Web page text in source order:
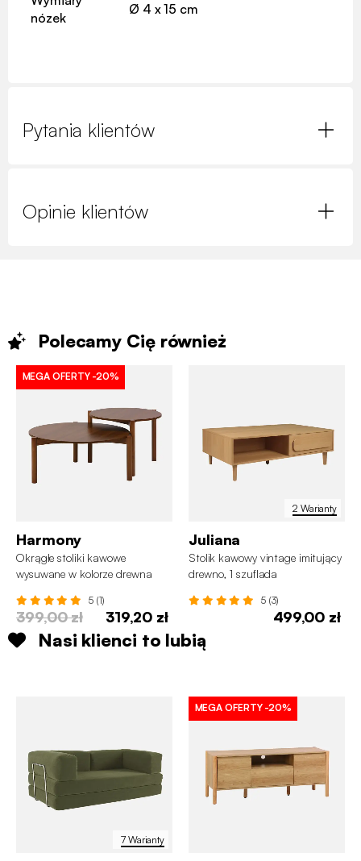
nózek
Ø 4 x 15 cm
Pytania klientów
Opinie klientów
Polecamy Cię również
MEGA OFERTY -20%
Harmony
Okrągłe stoliki kawowe
wysuwane w kolorze drewna
5 (1)
399,00 zł 319,20 zł
2 Warianty
Juliana
Stolik kawowy vintage imitujący
drewno, 1 szuflada
5 (3)
499,00 zł
Nasi klienci to lubią
7 Warianty
MEGA OFERTY -20%